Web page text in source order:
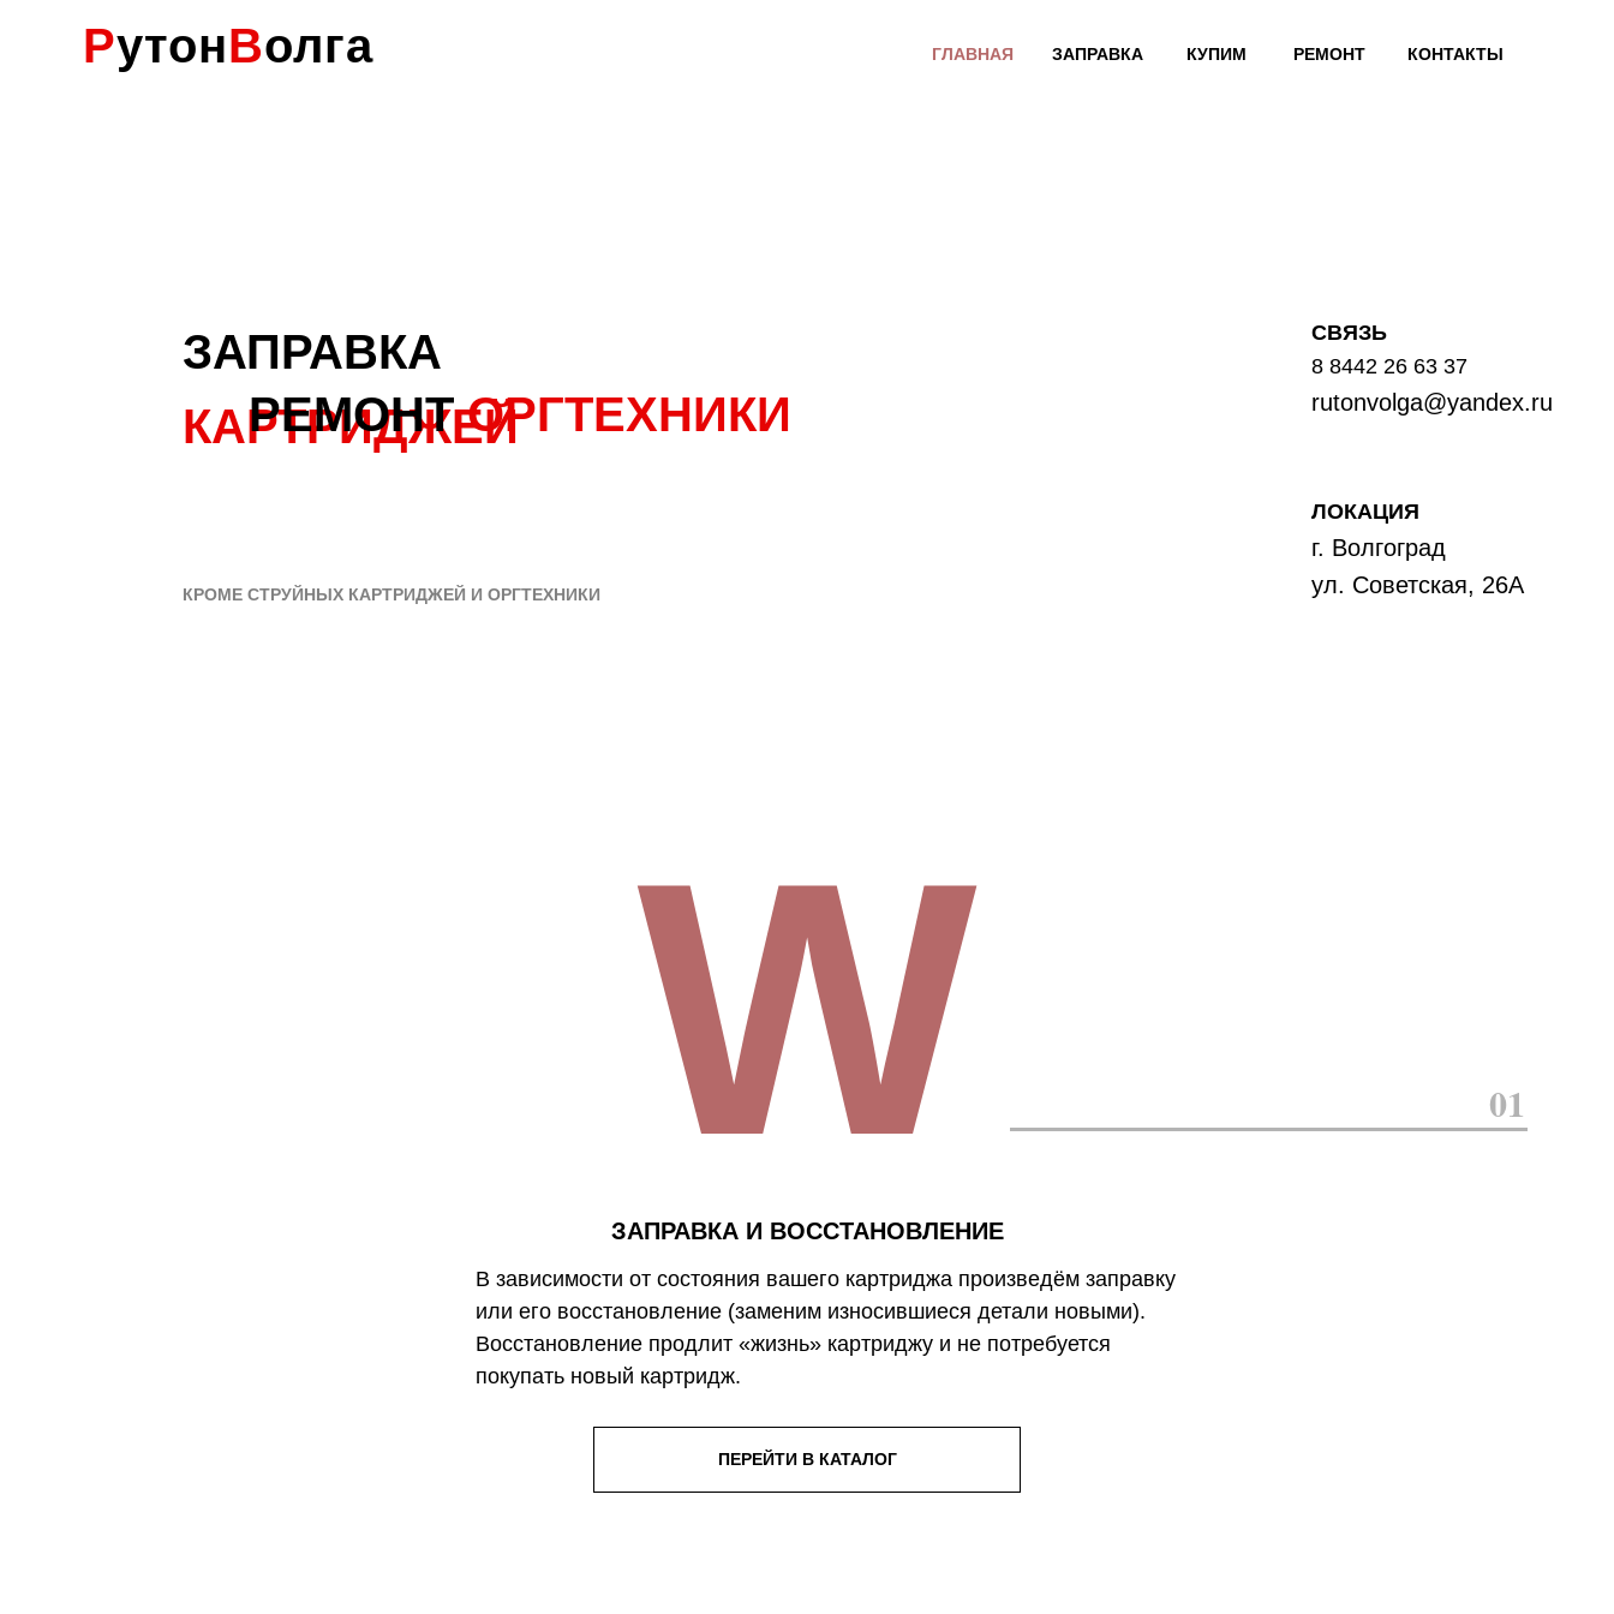
ГЛАВНАЯ ЗАПРАВКА РЕМОНТ КОНТАКТЫ
ЛОКАЦИЯ
СВЯЗЬ
г. Волгоград
ул. Советская, 26А
8 8442 26 63 37
rutonvolga@yandex.ru
ЗАПРАВКА
КАРТРИДЖЕЙ
РЕМОНТОРГТЕХНИКИ
КРОМЕ СТРУЙНЫХ КАРТРИДЖЕЙ И ОРГТЕХНИКИ
РутонВолга КУПИМ
W 01
ЗАПРАВКА И ВОССТАНОВЛЕНИЕ
В зависимости от состояния вашего картриджа произведём заправку
или его восстановление (заменим износившиеся детали новыми).
Восстановление продлит «жизнь» картриджу и не потребуется
покупать новый картридж.
ПЕРЕЙТИ В КАТАЛОГ